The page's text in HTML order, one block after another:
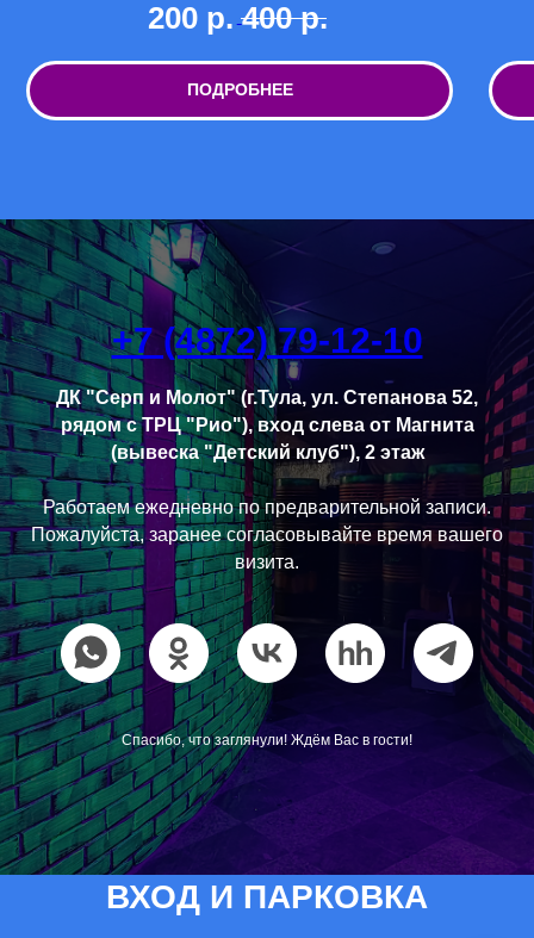
200 р. 400 р.
ПОДРОБНЕЕ
+7 (4872) 79-12-10
ДК "Серп и Молот" (г.Тула, ул. Степанова 52,
рядом с ТРЦ "Рио"), вход слева от Магнита
(вывеска "Детский клуб"), 2 этаж
Работаем ежедневно по предварительной записи.
Пожалуйста, заранее согласовывайте время вашего
визита.
Спасибо, что заглянули! Ждём Вас в гости!
ВХОД И ПАРКОВКА